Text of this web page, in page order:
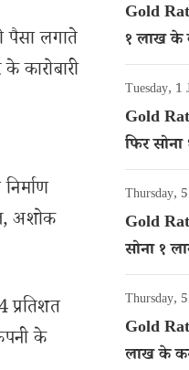
पैसा लगाते
अशोक
प्रतिशत
के
Gold
१ लाख के
गोल्ड का
Tuesday,
Gold
फिर
कैरेट
Thursday,
Gold
सोना १
गोल्ड का
Thursday,
Gold
लाख के